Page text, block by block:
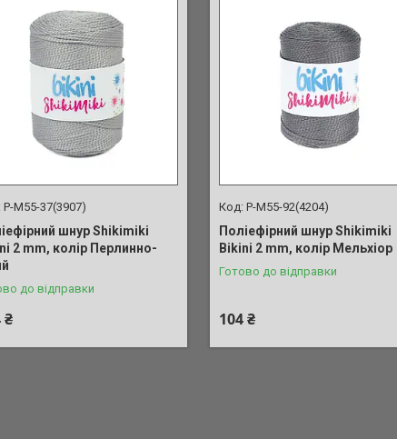
P-M55-37(3907)
шнур Shikimiki
2 mm, колір Перлинно-
до відправки
₴
P-M55-92(4204)
Поліефірний шнур Shikimiki
Bikini 2 mm, колір Мельхіор
Готово до відправки
104 ₴